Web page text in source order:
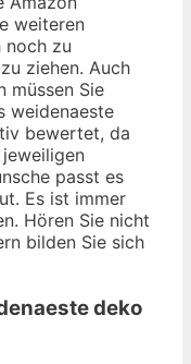
weiteren
noch zu
ziehen. Auch
müssen Sie
weidenaeste
bewertet, da
passt es
Es ist immer
Hören Sie nicht
bilden Sie sich
deko